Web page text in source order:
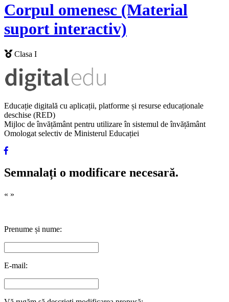
Corpul omenesc (Material
suport interactiv)
Clasa I
Educație digitală cu aplicații, platforme și resurse educaționale
deschise (RED)
Mijloc de învățământ pentru utilizare în sistemul de învățământ
Omologat selectiv de Ministerul Educației
Semnalați o modificare necesară.
« »
Prenume și nume:
E-mail: